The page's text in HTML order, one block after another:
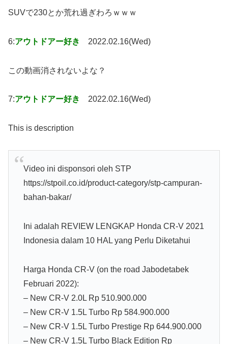
SUVで230とか荒れ過ぎわろｗｗｗ
6:アウトドアー好き 2022.02.16(Wed)
この動画消されないよな？
7:アウトドアー好き 2022.02.16(Wed)
This is description
Video ini disponsori oleh STP
https://stpoil.co.id/product-category/stp-campuran-
bahan-bakar/
Ini adalah REVIEW LENGKAP Honda CR-V 2021
Indonesia dalam 10 HAL yang Perlu Diketahui
Harga Honda CR-V (on the road Jabodetabek
Februari 2022):
– New CR-V 2.0L Rp 510.900.000
– New CR-V 1.5L Turbo Rp 584.900.000
– New CR-V 1.5L Turbo Prestige Rp 644.900.000
– New CR-V 1.5L Turbo Black Edition Rp